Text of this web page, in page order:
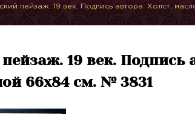
пейзаж. 19 век. Подпись автора. Холст,
19 век. Подпись
66х84 см. № 3831